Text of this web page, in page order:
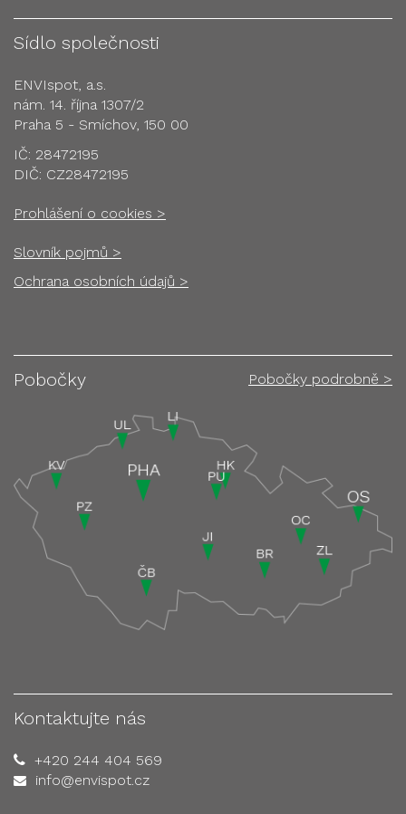
Sídlo společnosti
ENVIspot, a.s.
nám. 14. října 1307/2
Praha 5 - Smíchov, 150 00
IČ: 28472195
DIČ: CZ28472195
Prohlášení o cookies >
Slovník pojmů >
Ochrana osobních údajů >
Pobočky Pobočky podrobně >
Kontaktujte nás
+420 244 404 569
info@envispot.cz